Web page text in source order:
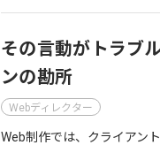
その言動がトラブ
ンの勘所
Webディレクター
Web制作では、クライアン